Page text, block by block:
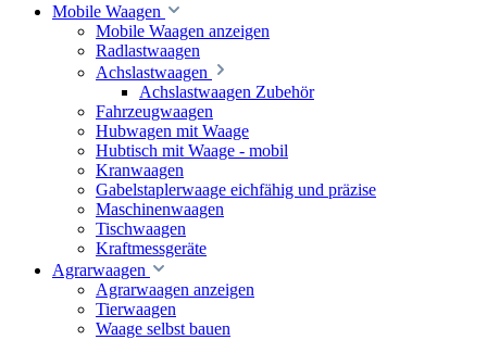
Mobile Waagen
Mobile Waagen anzeigen
Radlastwaagen
Achslastwaagen
Achslastwaagen Zubehör
Fahrzeugwaagen
Hubwagen mit Waage
Hubtisch mit Waage - mobil
Kranwaagen
Gabelstaplerwaage eichfähig und präzise
Maschinenwaagen
Tischwaagen
Kraftmessgeräte
Agrarwaagen
Agrarwaagen anzeigen
Tierwaagen
Waage selbst bauen